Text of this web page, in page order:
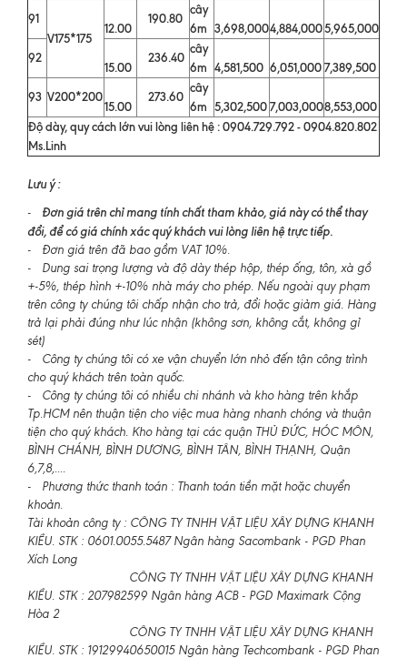
91
V175*175
12.00
190.80
cây
6m 3,698,0004,884,0005,965,000
92
15.00
236.40
cây
6m 4,581,500 6,051,0007,389,500
93 V200*200
15.00
273.60
cây
6m 5,302,5007,003,0008,553,000
Độ dày, quy cách lớn vui lòng liên hệ : 0904.729.792 - 0904.820.802
Ms.Linh
Lưu ý :
- Đơn giá trên chỉ mang tính chất tham khảo, giá này có thể thay
đổi, để có giá chính xác quý khách vui lòng liên hệ trực tiếp.
- Đơn giá trên đã bao gồm VAT 10%.
- Dung sai trọng lượng và độ dày thép hộp, thép ống, tôn, xà gồ
+-5%, thép hình +-10% nhà máy cho phép. Nếu ngoài quy phạm
trên công ty chúng tôi chấp nhận cho trả, đổi hoặc giảm giá. Hàng
trả lại phải đúng như lúc nhận (không sơn, không cắt, không gỉ
sét)
- Công ty chúng tôi có xe vận chuyển lớn nhỏ đến tận công trình
cho quý khách trên toàn quốc.
- Công ty chúng tôi có nhiều chi nhánh và kho hàng trên khắp
Tp.HCM nên thuận tiện cho việc mua hàng nhanh chóng và thuận
tiện cho quý khách. Kho hàng tại các quận THỦ ĐỨC, HÓC MÔN,
BÌNH CHÁNH, BÌNH DƯƠNG, BÌNH TÂN, BÌNH THẠNH, Quận
6,7,8,....
- Phương thức thanh toán : Thanh toán tiền mặt hoặc chuyển
khoản.
Tài khoản công ty : CÔNG TY TNHH VẬT LIỆU XÂY DỰNG KHANH
KIỀU. STK : 0601.0055.5487 Ngân hàng Sacombank - PGD Phan
Xích Long
CÔNG TY TNHH VẬT LIỆU XÂY DỰNG KHANH
KIỀU. STK : 207982599 Ngân hàng ACB - PGD Maximark Cộng
Hòa 2
CÔNG TY TNHH VẬT LIỆU XÂY DỰNG KHANH
KIỀU. STK : 19129940650015 Ngân hàng Techcombank - PGD Phan